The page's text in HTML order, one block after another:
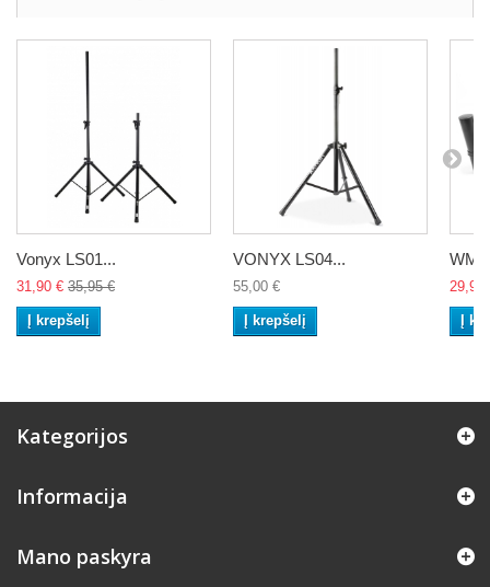
Vonyx LS01...
31,90 € 35,95 €
Į krepšelį
VONYX LS04...
55,00 €
Į krepšelį
29,90
Į
Kategorijos
Informacija
Mano paskyra